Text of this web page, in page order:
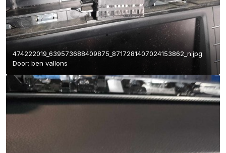
474222019_639573688409875_8717281407024153862_n.jpg
Door: ben vallons